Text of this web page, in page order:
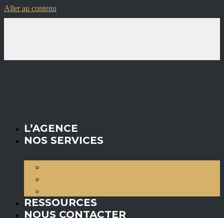
Aller au contenu
L’AGENCE
NOS SERVICES
RESSOURCES
NOUS CONTACTER